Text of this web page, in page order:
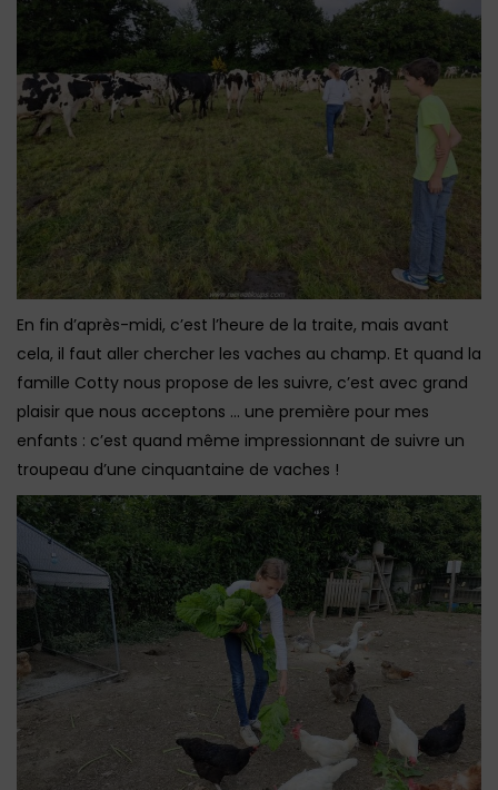
En fin d’après-midi, c’est l’heure de la traite, mais avant
cela, il faut aller chercher les vaches au champ. Et quand la
famille Cotty nous propose de les suivre, c’est avec grand
plaisir que nous acceptons … une première pour mes
enfants : c’est quand même impressionnant de suivre un
troupeau d’une cinquantaine de vaches !